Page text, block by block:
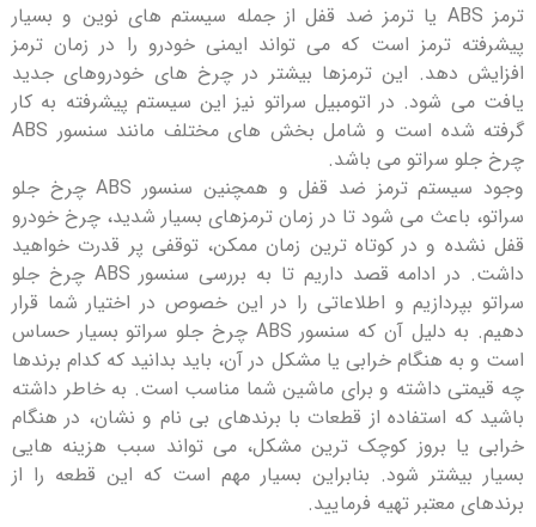
ترمز ABS یا ترمز ضد قفل از جمله سیستم های نوین و بسیار
ترمز است که می تواند ایمنی خودرو را در زمان ترمز
دهد. این ترمزها بیشتر در چرخ های خودروهای جدید
شود. در اتومبیل سراتو نیز این سیستم پیشرفته به کار
گرفته شده است و شامل بخش های مختلف مانند سنسور ABS
سراتو می باشد.
وجود سیستم ترمز ضد قفل و همچنین سنسور ABS چرخ جلو
می شود تا در زمان ترمزهای بسیار شدید، چرخ خودرو
و در کوتاه ‌ترین زمان ممکن، توقفی پر قدرت خواهید
داشت. در ادامه قصد داریم تا به بررسی سنسور ABS چرخ جلو
و اطلاعاتی را در این خصوص در اختیار شما قرار
دهیم. به دلیل آن که سنسور ABS چرخ جلو سراتو بسیار حساس
هنگام خرابی یا مشکل در آن، باید بدانید که کدام برندها
داشته و برای ماشین شما مناسب است. به خاطر داشته
استفاده از قطعات با برندهای بی نام و نشان، در هنگام
بروز کوچک‌ ترین مشکل، می ‌تواند سبب هزینه هایی
شود. بنابراین بسیار مهم است که این قطعه را از
تهیه فرمایید.